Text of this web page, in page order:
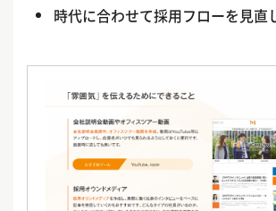
時代に合わせて採用フローを見直